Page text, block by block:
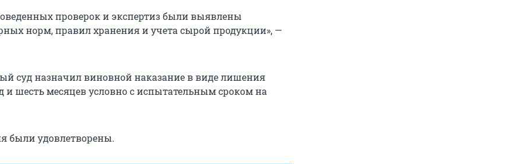
проверок и экспертиз были выявлены
норм, правил хранения и учета сырой продукции», —
суд назначил виновной наказание в виде лишения
и шесть месяцев условно с испытательным сроком на
были удовлетворены.